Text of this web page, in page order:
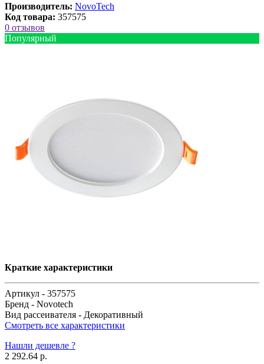
Производитель: NovoTech
Код товара: 357575
0 отзывов
Популярный
Краткие характеристики
Артикул - 357575
Бренд - Novotech
Вид рассеивателя - Декоративный
Смотреть все характеристики
Нашли дешевле ?
2 292.64 р.